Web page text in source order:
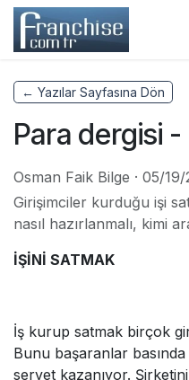
Skip to Content
← Yazılar Sayfasına Dön
Para dergisi
Osman Faik Bilge · 05/19/
Girişimciler kurduğu işi
nasıl hazırlanmalı, kimi
İŞİNİ SATMAK
İş kurup satmak birçok
Bunu başaranlar
servet kazanıyor.